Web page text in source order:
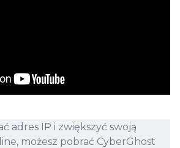
adres IP i zwiększyć swoją
możesz pobrać CyberGhost